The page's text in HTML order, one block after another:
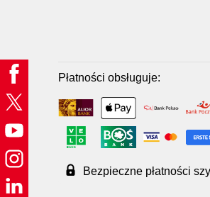
Płatności obsługuje:
Bezpieczne płatności